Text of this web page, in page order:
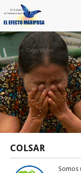
© 2017 Butterfly Effect. All
Fotos: Oxyo Water.
COLSAR
Somos